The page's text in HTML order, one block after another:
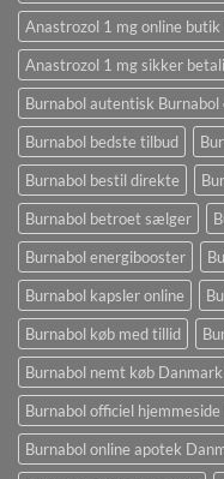
Anastrozol 1 mg online
Anastrozol 1 mg sikker
Burnabol autentisk Burnabol
Burnabol bedste tilbud
Burnabol bestil direkte
Burnabol betroet sælger
Burnabol energibooster
Burnabol kapsler online
Burnabol køb med tillid
Burnabol nemt køb Danmark
Burnabol officiel
Burnabol online apotek